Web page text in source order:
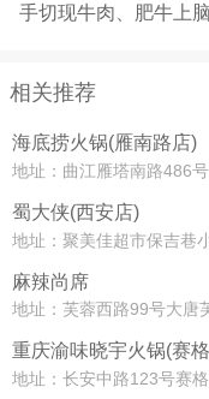
手切现牛肉、肥牛上
相关推荐
海底捞火锅(雁南路店)
地址：曲江雁塔南路486号
蜀大侠(西安店)
地址：聚美佳超市保吉巷
麻辣尚席
地址：芙蓉西路99号大唐
重庆渝味晓宇火锅(赛
地址：长安中路123号赛